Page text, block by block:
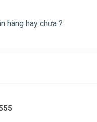
hàng hay chưa ?